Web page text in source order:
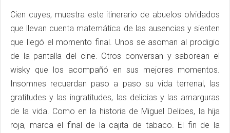
Cien cuyes, muestra este itinerario de abuelos olvidados
que llevan cuenta matemática de las ausencias y sienten
que llegó el momento final. Unos se asoman al prodigio
de la pantalla del cine. Otros conversan y saborean el
wisky que los acompañó en sus mejores momentos.
Insomnes recuerdan paso a paso su vida terrenal, las
gratitudes y las ingratitudes, las delicias y las amarguras
de la vida. Como en la historia de Miguel Delibes, la hija
roja, marca el final de la cajita de tabaco. El fin de la